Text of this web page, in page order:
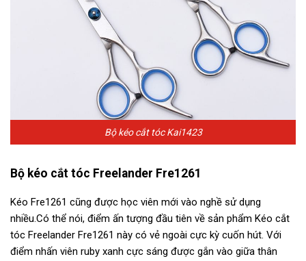
Bộ kéo cắt tóc Kai1423
Bộ kéo cắt tóc Freelander Fre1261
Kéo Fre1261 cũng được học viên mới vào nghề sử dụng
nhiều.Có thể nói, điểm ấn tượng đầu tiên về sản phẩm Kéo cắt
tóc Freelander Fre1261 này có vẻ ngoài cực kỳ cuốn hút. Với
điểm nhấn viên ruby xanh cực sáng được gắn vào giữa thân